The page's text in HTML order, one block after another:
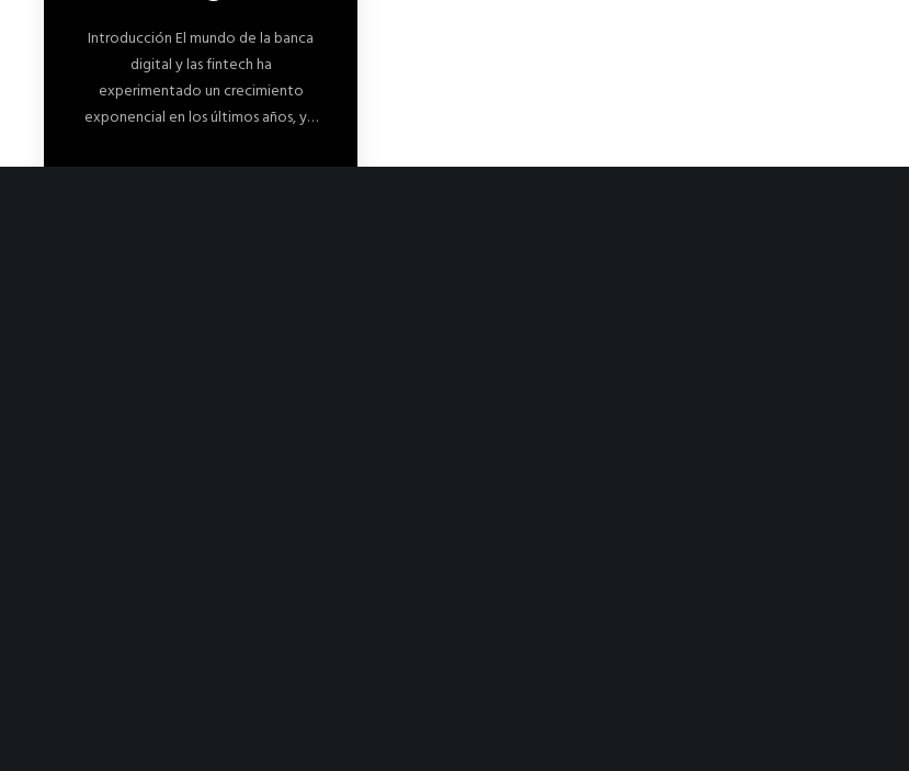
Introducción El mundo de la banca
digital y las fintech ha
experimentado un crecimiento
exponencial en los últimos años, y…
https://livinggo.co/index.php/2023/10/18/nequi-nueva-marca/